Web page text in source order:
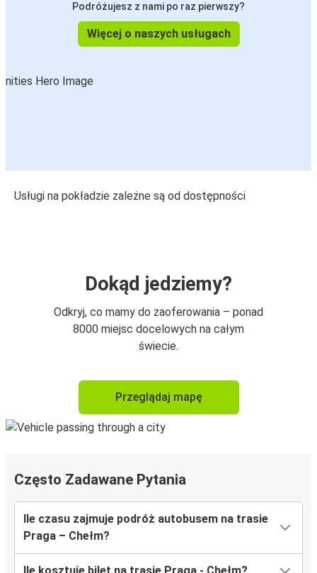
Podróżujesz z nami po raz pierwszy?
Więcej o naszych usługach
Usługi na pokładzie zależne są od dostępności
Dokąd jedziemy?
Odkryj, co mamy do zaoferowania – ponad
8000 miejsc docelowych na całym
świecie.
Przeglądaj mapę
Często Zadawane Pytania
Ile czasu zajmuje podróż autobusem na trasie
Praga – Chełm?